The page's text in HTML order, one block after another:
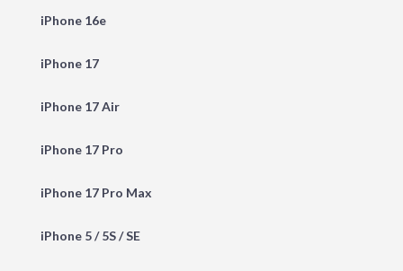
iPhone 16e
iPhone 17
iPhone 17 Air
iPhone 17 Pro
iPhone 17 Pro Max
iPhone 5 / 5S / SE